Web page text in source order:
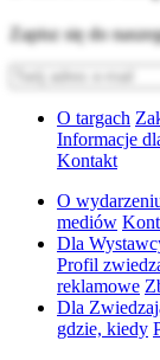
Zapisz się do
O targach
Informacje
Kontakt
O
mediów
Dla
Profil
reklamowe
Dla
gdzie, kiedy